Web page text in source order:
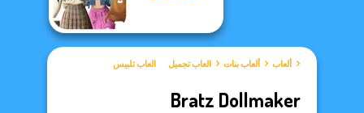
ألعاب ألعاب بنات العاب تجميل العاب تلبيس
Bratz Dollmaker